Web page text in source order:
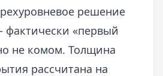
решение
фактически «первый
не комом. Толщина
рассчитана на